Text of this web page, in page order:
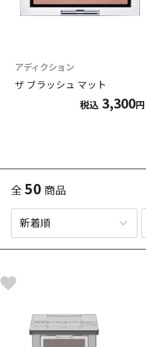
アディクション
ザ ブラッシュ マット
税込 3,300円
全50 商品